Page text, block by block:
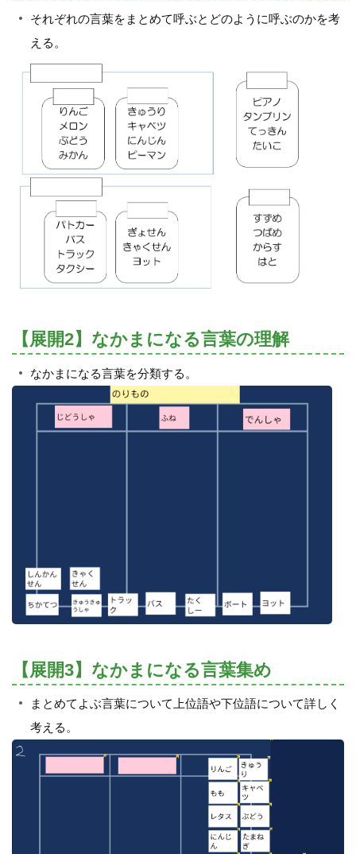
それぞれの言葉をまとめて呼ぶとどのように呼ぶのかを考
える。
【展開2】なかまになる言葉の理解
なかまになる言葉を分類する。
【展開3】なかまになる言葉集め
まとめてよぶ言葉について上位語や下位語について詳しく
考える。